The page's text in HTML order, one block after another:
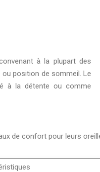
à la plupart des
position de sommeil. Le
à la détente ou comme
de confort pour leurs